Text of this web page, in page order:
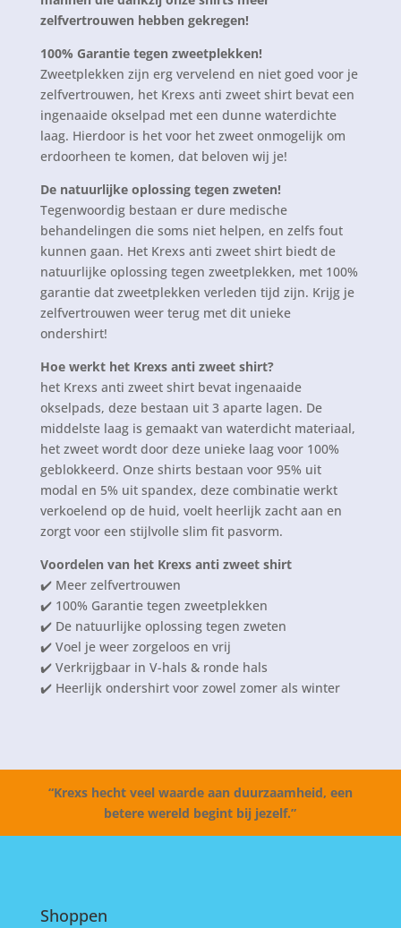
zelfvertrouwen hebben gekregen!
100% Garantie tegen zweetplekken!
Zweetplekken zijn erg vervelend en niet goed voor je
zelfvertrouwen, het Krexs anti zweet shirt bevat een
ingenaaide okselpad met een dunne waterdichte
laag. Hierdoor is het voor het zweet onmogelijk om
erdoorheen te komen, dat beloven wij je!
De natuurlijke oplossing tegen zweten!
Tegenwoordig bestaan er dure medische
behandelingen die soms niet helpen, en zelfs fout
kunnen gaan. Het Krexs anti zweet shirt biedt de
natuurlijke oplossing tegen zweetplekken, met 100%
garantie dat zweetplekken verleden tijd zijn. Krijg je
zelfvertrouwen weer terug met dit unieke
ondershirt!
Hoe werkt het Krexs anti zweet shirt?
het Krexs anti zweet shirt bevat ingenaaide
okselpads, deze bestaan uit 3 aparte lagen. De
middelste laag is gemaakt van waterdicht materiaal,
het zweet wordt door deze unieke laag voor 100%
geblokkeerd. Onze shirts bestaan voor 95% uit
modal en 5% uit spandex, deze combinatie werkt
verkoelend op de huid, voelt heerlijk zacht aan en
zorgt voor een stijlvolle slim fit pasvorm.
Voordelen van het Krexs anti zweet shirt
✔️ Meer zelfvertrouwen
✔️ 100% Garantie tegen zweetplekken
✔️ De natuurlijke oplossing tegen zweten
✔️ Voel je weer zorgeloos en vrij
✔️ Verkrijgbaar in V-hals & ronde hals
✔️ Heerlijk ondershirt voor zowel zomer als winter
“Krexs hecht veel waarde aan duurzaamheid, een
betere wereld begint bij jezelf.”
Shoppen